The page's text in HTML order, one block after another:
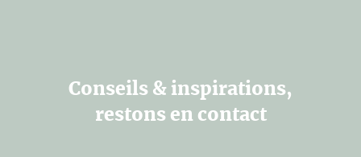
Conseils & inspirations,
restons en contact